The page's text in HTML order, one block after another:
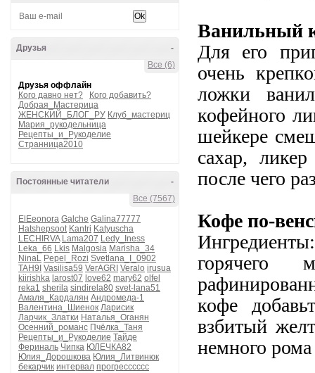
-
Друзья
Все (6)
Друзья оффлайн
Кого давно нет?
Кого добавить?
Добрая_Мастерица
ЖЕНСКИЙ_БЛОГ_РУ Клуб_мастериц
Мария_рукодельница
Рецепты_и_Рукоделие
Странница2010
-
Постоянные читатели
Все (7567)
ElEeonora Galche Galina77777
Hatshepsoot Kantri Katyuscha
LECHIRVA Lama207 Ledy_Iness
Leka_66 Lkis Malgosia Marisha_34
NinaL Pepel_Rozi Svetlana_I_0902
TAH9I Vasilisa59 VerAGRI Veralo irusua
kiirishka larost07 love62 mary62 olfel
reka1 sherila sindirela80 svet-lana51
Амаля_Кардалян Андромеда-1
Валентина_Шиенок Ларисик
Ларчик_Златки Наталья_Оганян
Осенний_романс Пчёлка_Таня
Рецепты_и_Рукоделие Тайде
Фериналь Чипка ЮЛЕЧКА82
Юлия_Дорошкова Юлия_Литвинюк
бекарчик интервал прогресссссс
Ванильный
Для его
очень
ложки
кофейного
шейкере
сахар,
после чего
Кофе по-
кофе
взбитый
немного